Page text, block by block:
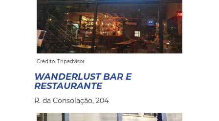
Crédito: Tripadvisor
WANDERLUST BAR E
RESTAURANTE
R. da Consolação, 204